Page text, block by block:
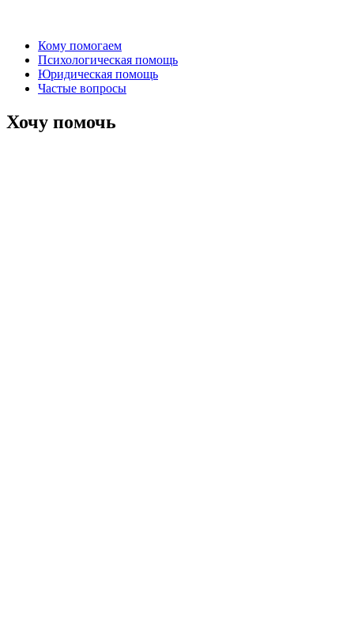
Кому помогаем
Психологическая помощь
Юридическая помощь
Частые вопросы
Хочу помочь